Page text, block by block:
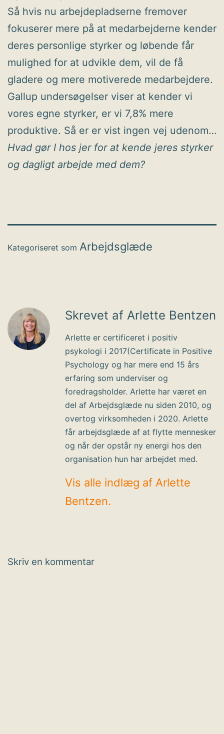
Så hvis nu arbejdepladserne fremover
fokuserer mere på at medarbejderne kender
deres personlige styrker og løbende får
mulighed for at udvikle dem, vil de få
gladere og mere motiverede medarbejdere.
Gallup undersøgelser viser at kender vi
vores egne styrker, er vi 7,8% mere
produktive. Så er er vist ingen vej udenom…
Hvad gør I hos jer for at kende jeres styrker
og dagligt arbejde med dem?
Kategoriseret som Arbejdsglæde
Skrevet af Arlette Bentzen
Arlette er certificeret i positiv
psykologi i 2017(Certificate in Positive
Psychology og har mere end 15 års
erfaring som underviser og
foredragsholder. Arlette har været en
del af Arbejdsglæde nu siden 2010, og
overtog virksomheden i 2020. Arlette
får arbejdsglæde af at flytte mennesker
og når der opstår ny energi hos den
organisation hun har arbejdet med.
Vis alle indlæg af Arlette
Bentzen.
Skriv en kommentar